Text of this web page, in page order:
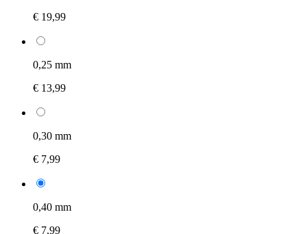
€ 19,99
0,25 mm
€ 13,99
0,30 mm
€ 7,99
0,40 mm
€ 7,99